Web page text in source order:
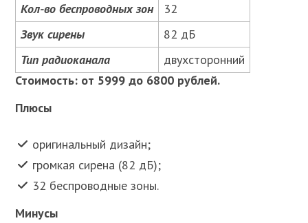
Кол-во беспроводных зон
32
Звук сирены
82 дБ
Тип радиоканала
двухсторонний
Стоимость: от 5999 до 6800 рублей.
Плюсы
оригинальный дизайн;
громкая сирена (82 дБ);
32 беспроводные зоны.
Минусы